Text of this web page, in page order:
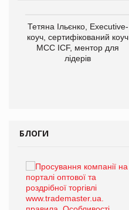
Тетяна Ільєнко, Executive-
коуч, сертифікований коуч
МСС ICF, ментор для
лідерів
БЛОГИ